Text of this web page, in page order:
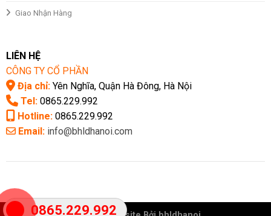
0865.229.992
Giao Nhận Hàng
LIÊN HỆ
CÔNG TY CỔ PHẦN
Địa chỉ:Yên Nghĩa, Quận Hà Đông, Hà Nội
Tel:0865.229.992
Hotline:0865.229.992
Email: info@bhldhanoi.com